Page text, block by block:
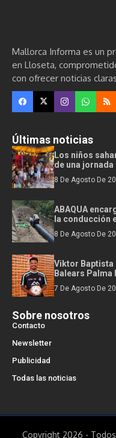
Mallorca Informa es un
en Lloseta,
con ofrecer noticias
Últimas noticias
Los niños
de una
8 De Agosto De
ABAQUA
la conducción
8 De Agosto De
Viktor Baptista
Balears Palma
7 De Agosto De
Sobre nosotros
Contacto
Newsletter
Publicidad
Todas las noticias
Copyright 2026 -